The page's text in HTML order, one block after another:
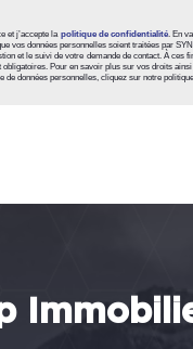
et j’accepte la politique de confidentialité. En
vos données personnelles soient traitées par
et le suivi de votre demande de contact. À ces
obligatoires. Pour en savoir plus sur vos droits
de données personnelles, cliquez sur notre